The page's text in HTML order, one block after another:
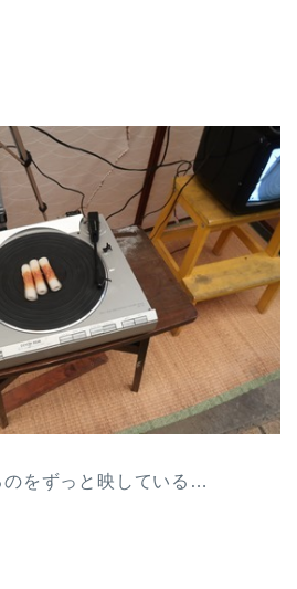
のをずっと映している…